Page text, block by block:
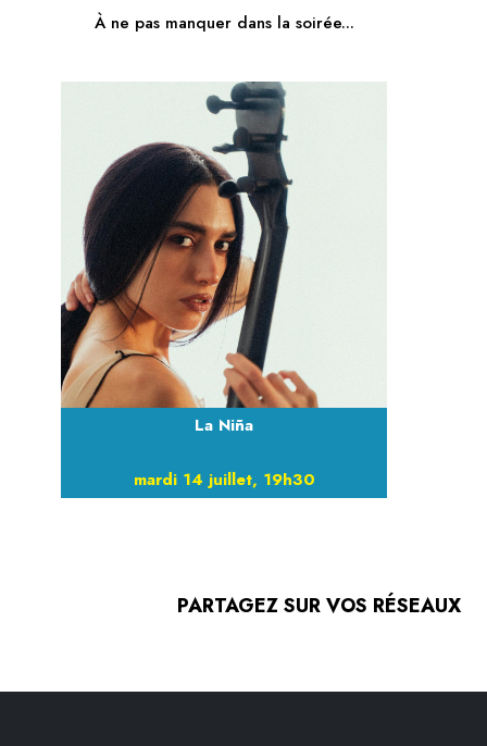
À ne pas manquer dans la soirée...
La Niña
mardi 14 juillet, 19h30
PARTAGEZ SUR VOS RÉSEAUX